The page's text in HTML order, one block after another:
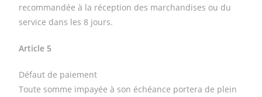
recommandée à la réception des marchandises ou du
service dans les 8 jours.
Article 5
Défaut de paiement
Toute somme impayée à son échéance portera de plein